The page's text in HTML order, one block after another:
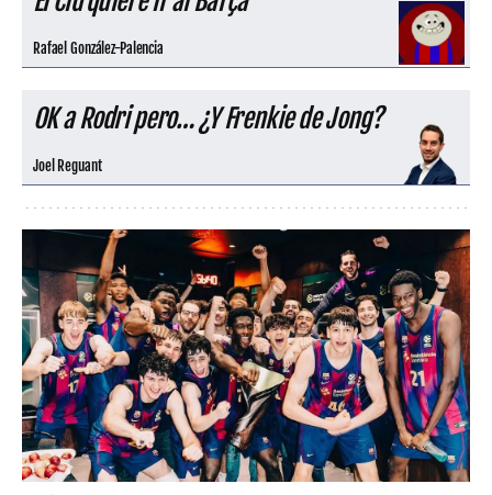
Rafael González-Palencia
OK a Rodri pero… ¿Y Frenkie de Jong?
Joel Reguant